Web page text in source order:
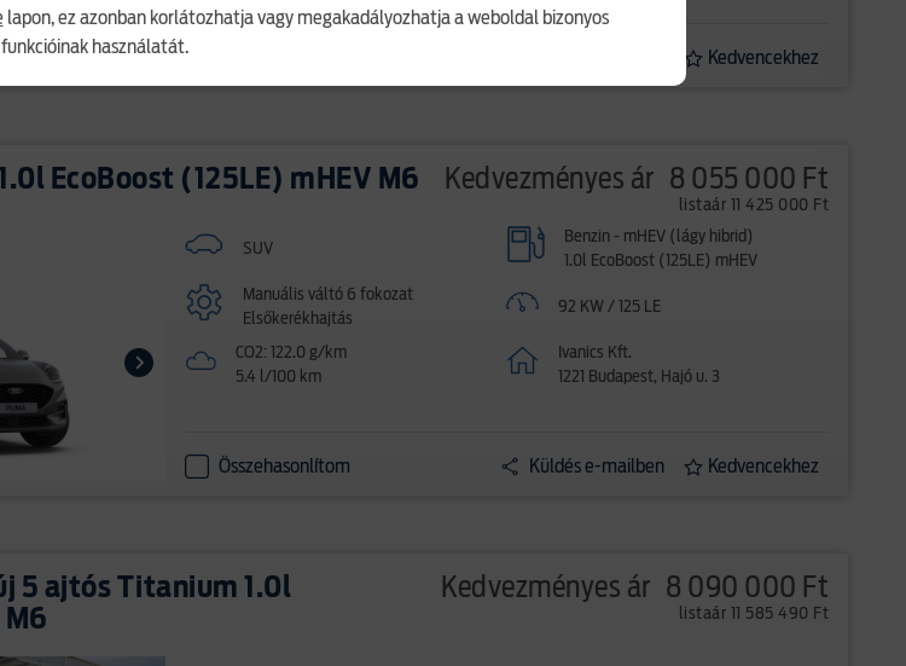
Kedvencekhez
EcoBoost (125LE) mHEV M6 Kedvezményes ár 8 055 000 Ft
listaár 11 425 000 Ft
SUV
Benzin - mHEV (lágy hibrid)
1.0l EcoBoost (125LE) mHEV
Manuális váltó 6 fokozat
Elsőkerékhajtás
92 KW / 125 LE
CO2: 122.0 g/km
5.4 l/100 km
Ivanics Kft.
1221 Budapest, Hajó u. 3
Összehasonlítom Küldés e-mailben Kedvencekhez
5 ajtós Titanium 1.0l
M6
Kedvezményes ár 8 090 000 Ft
listaár 11 585 490 Ft
lapon, ez azonban korlátozhatja vagy megakadályozhatja a weboldal bizonyos
funkcióinak használatát.